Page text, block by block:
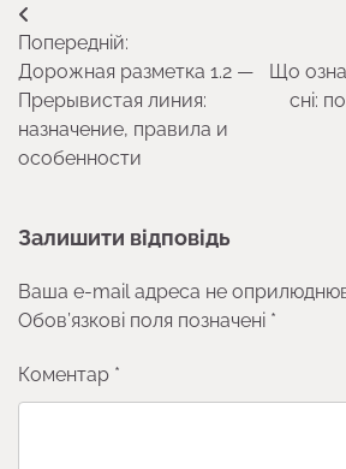
Навігація
записів
Попередній:
Дорожная разметка 1.2 —
Прерывистая линия:
назначение, правила и
особенности
Що
сні:
Залишити відповідь
Ваша e-mail адреса не
Обов’язкові поля позначені *
Коментар *